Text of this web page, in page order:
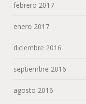
febrero 2017
enero 2017
diciembre 2016
septiembre 2016
agosto 2016